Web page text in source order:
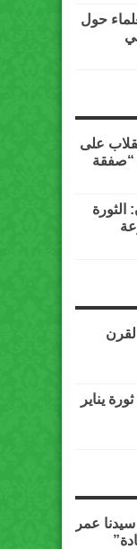
حول
على
“صفقة
الثورة
عمر